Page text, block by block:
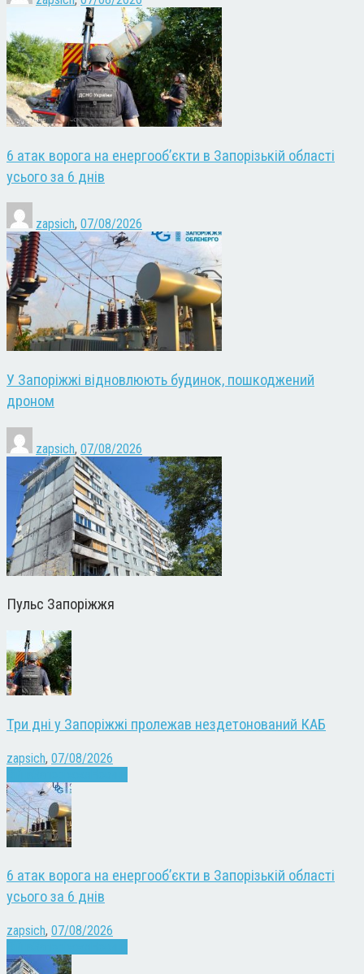
6 атак ворога на енергооб’єкти в Запорізькій області
усього за 6 днів
zapsich, 07/08/2026
У Запоріжжі відновлюють будинок, пошкоджений
дроном
zapsich, 07/08/2026
Пульс Запоріжжя
Три дні у Запоріжжі пролежав нездетонований КАБ
zapsich, 07/08/2026
6 атак ворога на енергооб’єкти в Запорізькій області
усього за 6 днів
zapsich, 07/08/2026